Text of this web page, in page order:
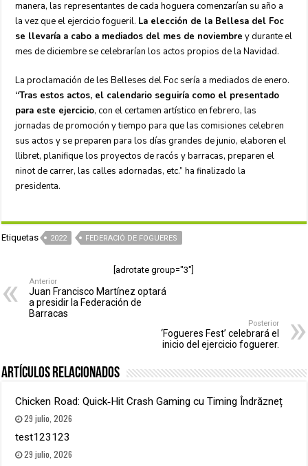
manera, las representantes de cada hoguera comenzarían su año a
la vez que el ejercicio fogueril. La elección de la Bellesa del Foc
se llevaría a cabo a mediados del mes de noviembre y durante el
mes de diciembre se celebrarían los actos propios de la Navidad.
La proclamación de les Belleses del Foc sería a mediados de enero.
“Tras estos actos, el calendario seguiría como el presentado
para este ejercicio, con el certamen artístico en febrero, las
jornadas de promoción y tiempo para que las comisiones celebren
sus actos y se preparen para los días grandes de junio, elaboren el
llibret, planifique los proyectos de racós y barracas, preparen el
ninot de carrer, las calles adornadas, etc.” ha finalizado la
presidenta.
Etiquetas 2022 FEDERACIÓ DE FOGUERES
[adrotate group="3"]
Anterior
Juan Francisco Martínez optará
a presidir la Federación de
Barracas
Posterior
‘Fogueres Fest’ celebrará el
inicio del ejercicio foguerer.
Artículos relacionados
Chicken Road: Quick‑Hit Crash Gaming cu Timing Îndrăzneț
29 julio, 2026
test123123
29 julio, 2026